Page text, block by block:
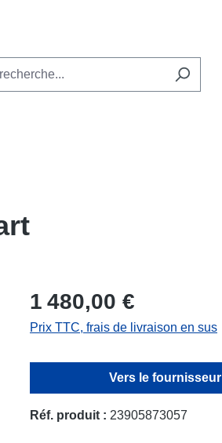
1 480,00 €
Prix TTC, frais de livraison en sus
Vers le fournisseur
Réf. produit : 23905873057